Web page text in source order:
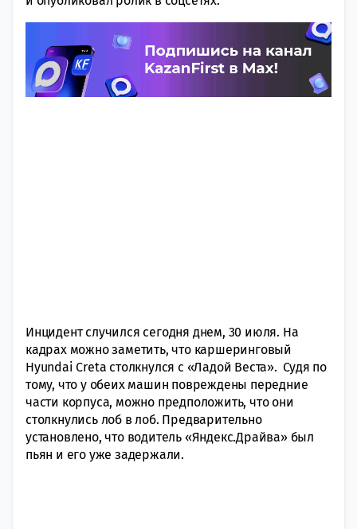
Инцидент случился сегодня днем, 30 июля. На
кадрах можно заметить, что каршеринговый
Hyundai Creta столкнулся с «Ладой Веста». Судя по
тому, что у обеих машин повреждены передние
части корпуса, можно предположить, что они
столкнулись лоб в лоб. Предварительно
установлено, что водитель «Яндекс.Драйва» был
пьян и его уже задержали.